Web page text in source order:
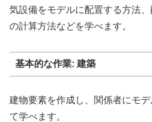
気設備をモデルに配置する方法
の計算方法などを学べます。
基本的な作業: 建築
建物要素を作成し、関係者にモ
て学べます。